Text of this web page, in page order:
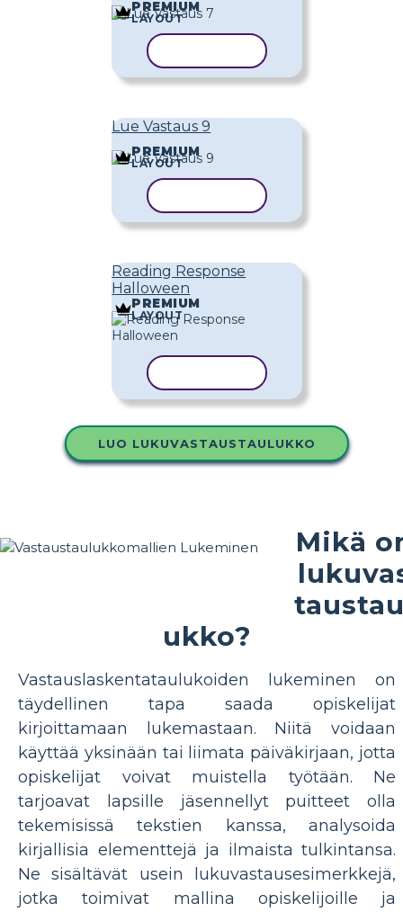
PREMIUM
LAYOUT
Lue Vastaus 9
PREMIUM
LAYOUT
Reading Response
Halloween
PREMIUM
LAYOUT
LUO LUKUVASTAUSTAULUKKO
Mikä
ukko?
Vastauslaskentataulukoiden lukeminen on
täydellinen tapa saada opiskelijat
kirjoittamaan lukemastaan. Niitä voidaan
käyttää yksinään tai liimata päiväkirjaan, jotta
opiskelijat voivat muistella työtään. Ne
tarjoavat lapsille jäsennellyt puitteet olla
tekemisissä tekstien kanssa, analysoida
kirjallisia elementtejä ja ilmaista tulkintansa.
Ne sisältävät usein lukuvastausesimerkkejä,
jotka toimivat mallina opiskelijoille ja